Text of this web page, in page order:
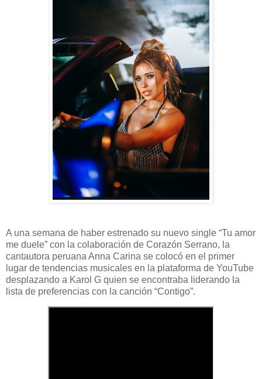
A una semana de haber estrenado su nuevo single “Tu amor
me duele” con la colaboración de Corazón Serrano, la
cantautora peruana Anna Carina se colocó en el primer
lugar de tendencias musicales en la plataforma de YouTube
desplazando a Karol G quien se encontraba liderando la
lista de preferencias con la canción “Contigo”.